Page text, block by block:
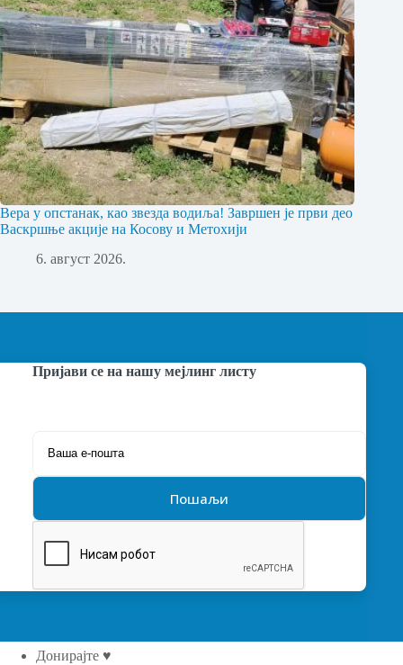
Вера у опстанак, као звезда водиља! Завршен је први део
Васкршње акције на Косову и Метохији
6. август 2026.
Пријави се на нашу мејлинг листу
Донирајте ♥